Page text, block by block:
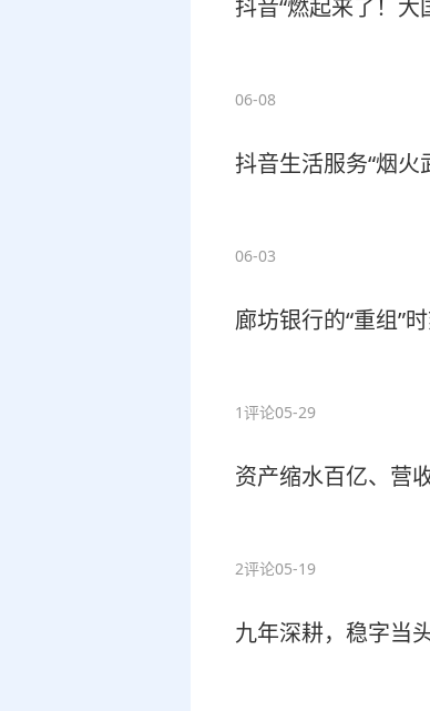
抖音“燃起来了！大
06-08
抖音生活服务“烟
06-03
廊坊银行的“重组”
1评论05-29
资产缩水百亿、营
2评论05-19
九年深耕，稳字当